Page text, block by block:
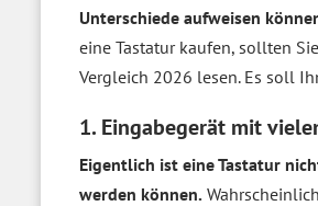
Unterschiede aufweisen
eine Tastatur kaufen, sollten
Vergleich 2026 lesen. Es soll
1. Eingabegerät mit
Eigentlich ist eine Tastatur
werden können.